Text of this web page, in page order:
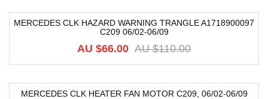
MERCEDES CLK HAZARD WARNING TRANGLE A1718900097
C209 06/02-06/09
AU $110.00
AU $66.00
MERCEDES CLK HEATER FAN MOTOR C209, 06/02-06/09